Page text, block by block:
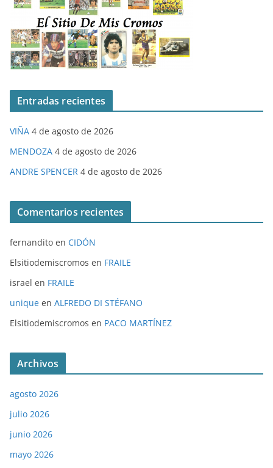
Entradas recientes
VIÑA 4 de agosto de 2026
MENDOZA 4 de agosto de 2026
ANDRE SPENCER 4 de agosto de 2026
Comentarios recientes
fernandito en CIDÓN
Elsitiodemiscromos en FRAILE
israel en FRAILE
unique en ALFREDO DI STÉFANO
Elsitiodemiscromos en PACO MARTÍNEZ
Archivos
agosto 2026
julio 2026
junio 2026
mayo 2026